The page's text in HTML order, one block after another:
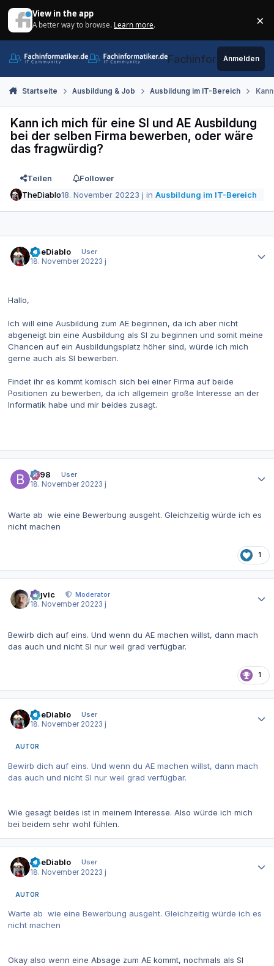
View in the app
A better way to browse. Learn more. ×
Fachinformatiker.de
Anmelden
Startseite Ausbildung & Job Ausbildung im IT-Bereich
Kann ich mich für eine SI und AE Ausbildung
bei der selben Firma bewerben, oder wäre
das fragwürdig?
Teilen
Follower
TheDiablo18. November 20223 j inAusbildung im IT-Bereich
TheDiablo
User
18. November 20223 j
Hallo,
Ich will eine Ausbildung zum AE beginnen, da ich aber nicht
abgeneigt bin eine Ausbildung als SI zu beginnen und somit meine
Chancen auf ein Ausbildungsplatz höher sind, würde ich mich
gerne auch als SI bewerben.
Findet ihr es kommt komisch sich bei einer Firma auf beide
Positionen zu bewerben, da ich allgemein große Interesse an der
Informatik habe und mir beides zusagt.
be98
User
18. November 20223 j
Warte ab wie eine Bewerbung ausgeht. Gleichzeitig würde ich es
nicht machen
1
bigvic
Moderator
18. November 20223 j
Bewirb dich auf eins. Und wenn du AE machen willst, dann mach
das auch und nicht SI nur weil grad verfügbar.
1
TheDiablo
User
18. November 20223 j
AUTOR
Bewirb dich auf eins. Und wenn du AE machen willst, dann mach
das auch und nicht SI nur weil grad verfügbar.
Wie gesagt beides ist in meinem Interesse. Also würde ich mich
bei beidem sehr wohl fühlen.
TheDiablo
User
18. November 20223 j
AUTOR
Warte ab wie eine Bewerbung ausgeht. Gleichzeitig würde ich es
nicht machen
Okay also wenn eine Absage zum AE kommt, nochmals als SI